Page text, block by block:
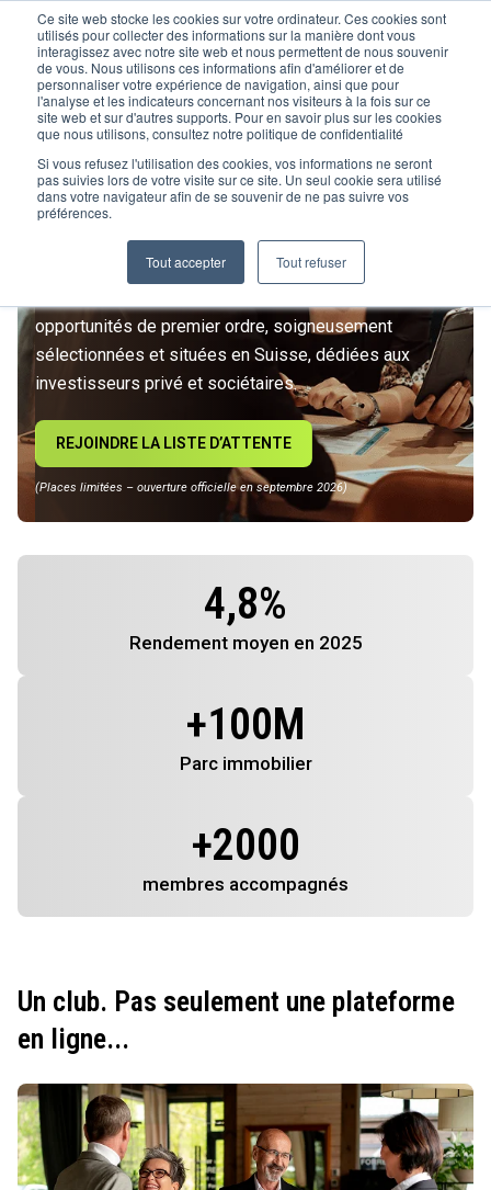
Ce site web stocke les cookies sur votre ordinateur. Ces cookies sont
utilisés pour collecter des informations sur la manière dont vous
interagissez avec notre site web et nous permettent de nous souvenir
de vous. Nous utilisons ces informations afin d'améliorer et de
personnaliser votre expérience de navigation, ainsi que pour
l'analyse et les indicateurs concernant nos visiteurs à la fois sur ce
site web et sur d'autres supports. Pour en savoir plus sur les cookies
que nous utilisons, consultez notre politique de confidentialité
Si vous refusez l'utilisation des cookies, vos informations ne seront
pas suivies lors de votre visite sur ce site. Un seul cookie sera utilisé
dans votre navigateur afin de se souvenir de ne pas suivre vos
préférences.
Tout accepter Tout refuser
L’IMMOBILIER
D’INVESTISSEMENT ENTRE
DANS UNE NOUVELLE ÈRE
Rejoignez le premier club privé d'investissement
opportunités de premier ordre, soigneusement
sélectionnées et situées en Suisse, dédiées aux
investisseurs privé et sociétaires.
REJOINDRE LA LISTE D’ATTENTE
(Places limitées – ouverture officielle en septembre 2026)
4,8%
Rendement moyen en 2025
+100M
Parc immobilier
+2000
membres accompagnés
Un club. Pas seulement une plateforme
en ligne...